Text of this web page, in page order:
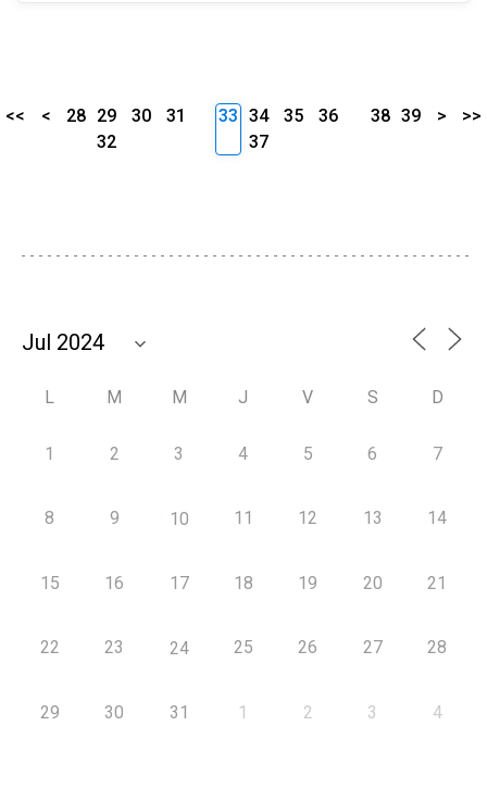
<< < 28 29 30
31
32
33 34 35
36
37
38 39 > >>
L M M J V S D
1 2 3 4 5 6 7
8 9 10 11 12 13 14
15 16 17 18 19 20 21
22 23 24 25 26 27 28
29 30 31 1 2 3 4